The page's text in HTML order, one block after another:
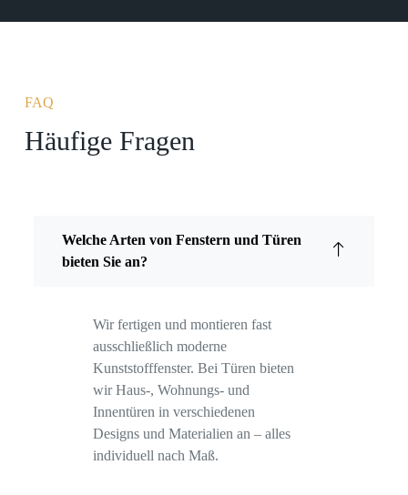
Montage der Haustür und Innentüren.Klare
FAQ
Häufige Fragen
Welche Arten von Fenstern und Türen
bieten Sie an?
Wir fertigen und montieren fast
ausschließlich moderne
Kunststofffenster. Bei Türen bieten
wir Haus-, Wohnungs- und
Innentüren in verschiedenen
Designs und Materialien an – alles
individuell nach Maß.